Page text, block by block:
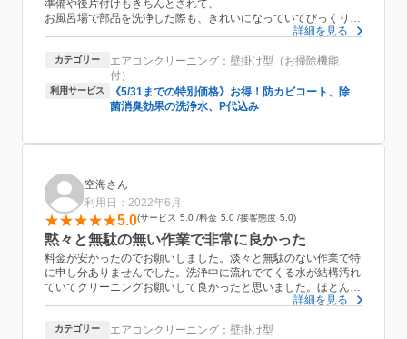
準備や後片付けもきちんとされて、
お風呂場で部品を洗浄した際も、きれいになっていてびっくりし
おかげさまで今年の夏は快適に過ごす事ができます！
本当にありがとうございました❤︎
繁忙期が過ぎたらら、また他の部屋のエアコンも、ぜひこちらの
スタッフさんにお掃除お願いしたいと思います。
詳細を見る
カテゴリー
エアコンクリーニング：壁掛け型（お掃除機能
付）
利用サービス
《5/31までの特別価格》お得！防カビコート、除
菌消臭効果の洗浄水、P代込み
空海さん
利用日：2022年6月
5.0 サービス 5.0 料金 5.0 接客態度 5.0
黙々と無駄の無い作業で非常に良かった
料金が安かったのでお願いしました。淡々と無駄のない作業で特
に申し分ありませんでした。洗浄中に流れでてくる水が結構汚れ
ていてクリーニングお願いして良かったと思いました。ほとんど
使わないエアコンは今回は依頼しませんでしたが、料金が安けれ
詳細を見る
カテゴリー エアコンクリーニング：壁掛け型